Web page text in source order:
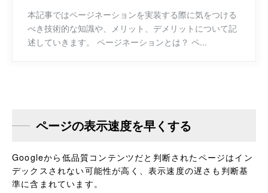
本記事ではページネーションを実装する際に気をつける
べき技術的な知識や、メリット、デメリットについて記
述していきます。 ページネーションとは？ ペ...
ページの表示速度を早くする
Googleから低品質コンテンツだと判断されたページはイン
デックスされない可能性が高く、表示速度の遅さも判断基
準に含まれています。